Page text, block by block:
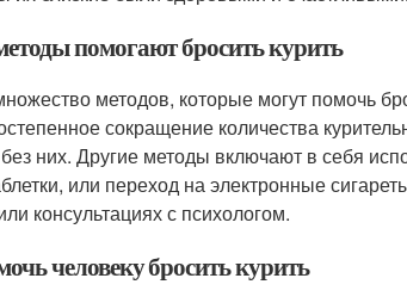
помогают бросить курить
методов, которые могут помочь
сокращение количества
них. Другие методы включают в себя
или переход на электронные
консультациях с психологом.
человеку бросить курить